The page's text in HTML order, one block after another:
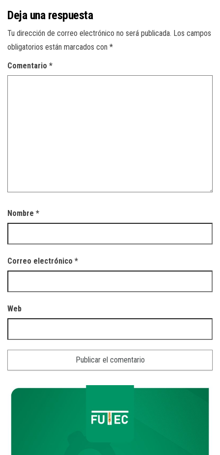
Deja una respuesta
Tu dirección de correo electrónico no será publicada. Los campos
obligatorios están marcados con *
Comentario *
Nombre *
Correo electrónico *
Web